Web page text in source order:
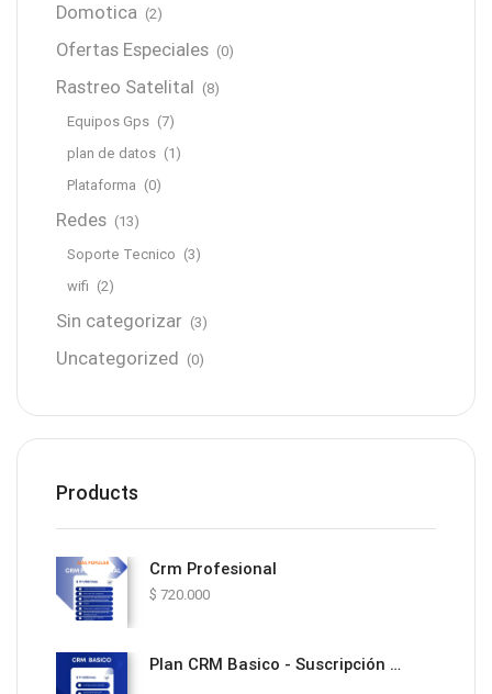
Domotica (2)
Ofertas Especiales (0)
Rastreo Satelital (8)
Equipos Gps (7)
plan de datos (1)
Plataforma (0)
Redes (13)
Soporte Tecnico (3)
wifi (2)
Sin categorizar (3)
Uncategorized (0)
Products
Crm Profesional
$ 720.000
Plan CRM Basico - Suscripción Mensual